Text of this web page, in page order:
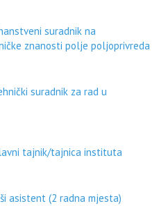
suradnik na
znanosti polje poljoprivreda
suradnik za rad u
tajnik/tajnica instituta
asistent (2 radna mjesta)